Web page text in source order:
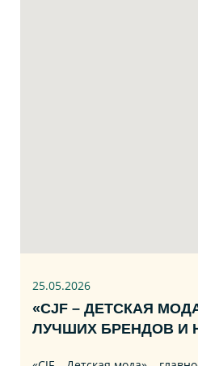
25.05.2026
«CJF – ДЕТСКАЯ
ЛУЧШИХ БРЕНДОВ И